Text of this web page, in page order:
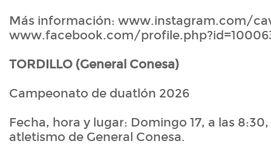
Más información: www.instagram.com/
www.facebook.com/
TORDILLO (General Conesa)
Campeonato de duatlón 2026
Fecha, hora y lugar: Domingo 17, a las
atletismo de General Conesa.